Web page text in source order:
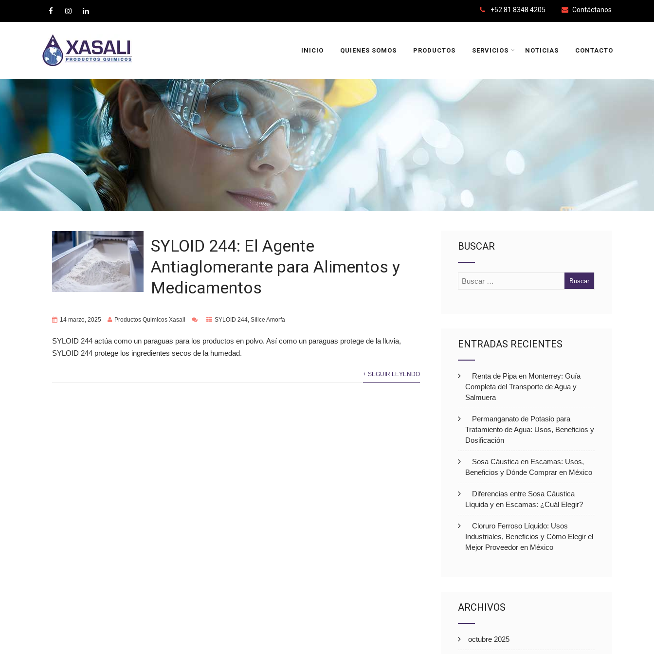
+52 81 8348 4205 Contáctanos
INICIO QUIENES SOMOS PRODUCTOS SERVICIOS NOTICIAS CONTACTO
SYLOID 244: El Agente
Antiaglomerante para Alimentos y
Medicamentos
14 marzo, 2025 Productos Quimicos Xasali SYLOID 244, Sílice Amorfa
SYLOID 244 actúa como un paraguas para los productos en polvo. Así como un paraguas protege de la lluvia,
SYLOID 244 protege los ingredientes secos de la humedad.
+ SEGUIR LEYENDO
BUSCAR
ENTRADAS RECIENTES
Renta de Pipa en Monterrey: Guía
Completa del Transporte de Agua y
Salmuera
Permanganato de Potasio para
Tratamiento de Agua: Usos, Beneficios y
Dosificación
Sosa Cáustica en Escamas: Usos,
Beneficios y Dónde Comprar en México
Diferencias entre Sosa Cáustica
Líquida y en Escamas: ¿Cuál Elegir?
Cloruro Ferroso Líquido: Usos
Industriales, Beneficios y Cómo Elegir el
Mejor Proveedor en México
ARCHIVOS
octubre 2025